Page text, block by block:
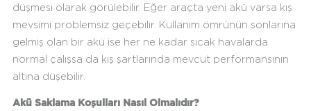
düşmesi olarak görülebilir. Eğer araçta yeni akü varsa kış
mevsimi problemsiz geçebilir. Kullanım ömrünün sonlarına
gelmiş olan bir akü ise her ne kadar sıcak havalarda
normal çalışsa da kış şartlarında mevcut performansının
altına düşebilir.
Akü Saklama Koşulları Nasıl Olmalıdır?